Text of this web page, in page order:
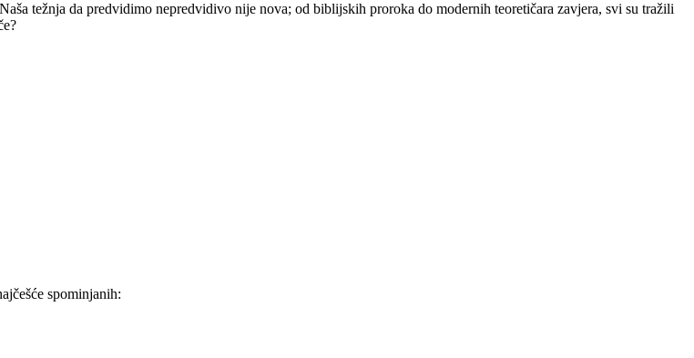
težnja da predvidimo nepredvidivo nije nova; od biblijskih proroka do modernih teoretičara zavjera, svi su tražili
spominjanih: